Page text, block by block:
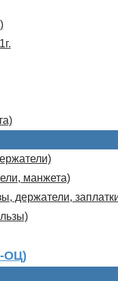
манжета)
держатели,
ОЦ)